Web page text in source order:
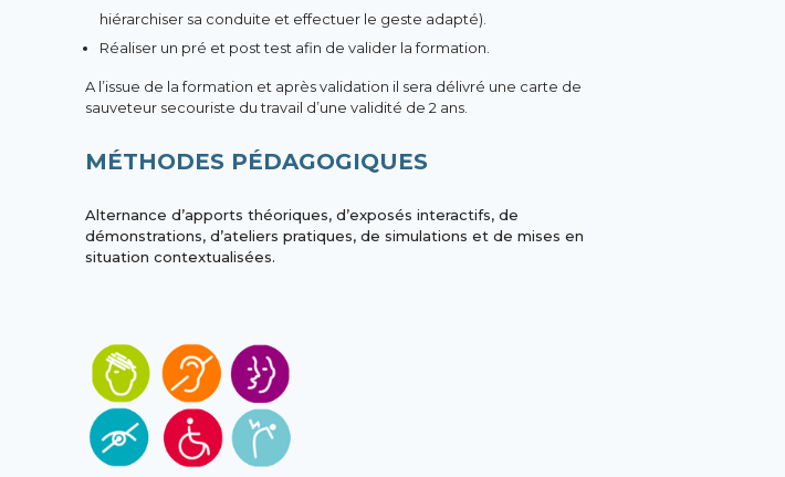
hiérarchiser sa conduite et effectuer le geste adapté).
Réaliser un pré et post test afin de valider la formation.
A l’issue de la formation et après validation il sera délivré une carte de
sauveteur secouriste du travail d’une validité de 2 ans.
MÉTHODES PÉDAGOGIQUES
Alternance d’apports théoriques, d’exposés interactifs, de
démonstrations, d’ateliers pratiques, de simulations et de mises en
situation contextualisées.